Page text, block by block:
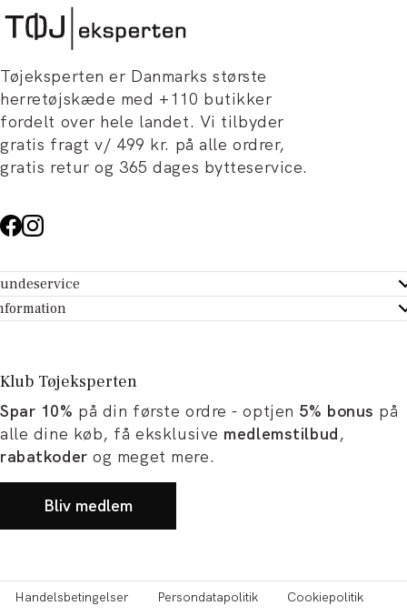
Tøjeksperten er Danmarks største
herretøjskæde med +110 butikker
fordelt over hele landet. Vi tilbyder
gratis fragt v/ 499 kr. på alle ordrer,
gratis retur og 365 dages bytteservice.
- Hjælpecenter
dit køb
Tøjeksperten
og artikler
og karriere
Klub Tøjeksperten
Spar 10% på din første ordre - optjen 5% bonus på
alle dine køb, få eksklusive medlemstilbud,
rabatkoder og meget mere.
Bliv medlem
Handelsbetingelser Persondatapolitik Cookiepolitik